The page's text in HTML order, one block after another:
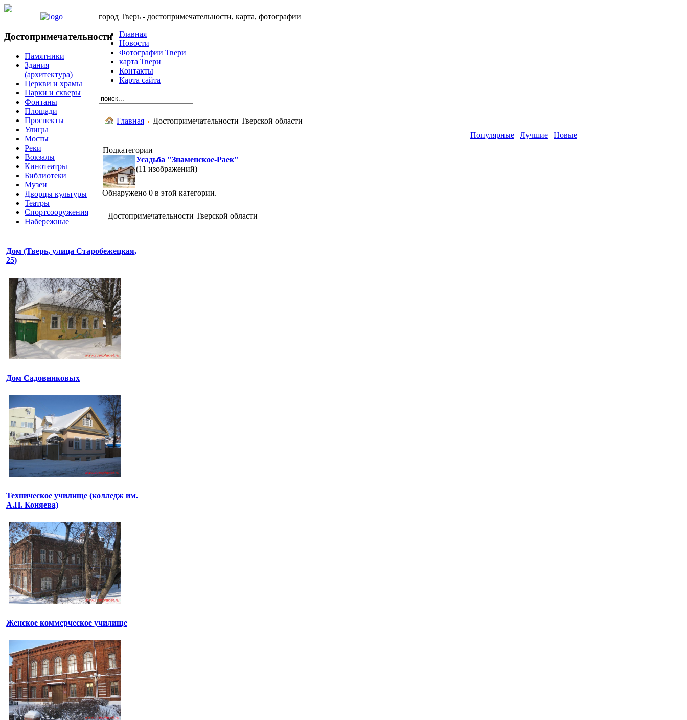
Достопримечательности
Памятники
Здания
(архитектура)
Церкви и храмы
Парки и скверы
Фонтаны
Площади
Проспекты
Улицы
Мосты
Реки
Вокзалы
Кинотеатры
Библиотеки
Музеи
Дворцы культуры
Театры
Спортсооружения
Набережные
город Тверь - достопримечательности, карта, фотографии
Главная
Новости
Фотографии Твери
карта Твери
Контакты
Карта сайта
Главная
Достопримечательности Тверской области
Популярные | Лучшие | Новые |
Подкатегории
Усадьба "Знаменское-Раек"
(11 изображений)
Обнаружено 0 в этой категории.
Достопримечательности Тверской области
Дом (Тверь, улица Старобежецкая,
25)
Дом Садовниковых
Техническое училище (колледж им.
А.Н. Коняева)
Женское коммерческое училище